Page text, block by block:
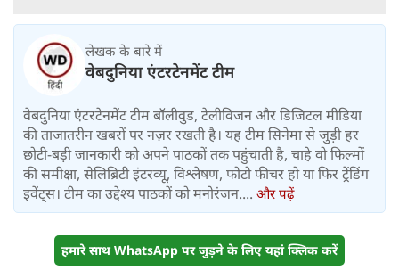
लेखक के बारे में
वेबदुनिया एंटरटेनमेंट टीम
वेबदुनिया एंटरटेनमेंट टीम बॉलीवुड, टेलीविजन और डिजिटल मीडिया
की ताजातरीन खबरों पर नज़र रखती है। यह टीम सिनेमा से जुड़ी हर
छोटी-बड़ी जानकारी को अपने पाठकों तक पहुंचाती है, चाहे वो फिल्मों
की समीक्षा, सेलिब्रिटी इंटरव्यू, विश्लेषण, फोटो फीचर हो या फिर ट्रेंडिंग
इवेंट्स। टीम का उद्देश्य पाठकों को मनोरंजन.... और पढ़ें
हमारे साथ WhatsApp पर जुड़ने के लिए यहां क्लिक करें